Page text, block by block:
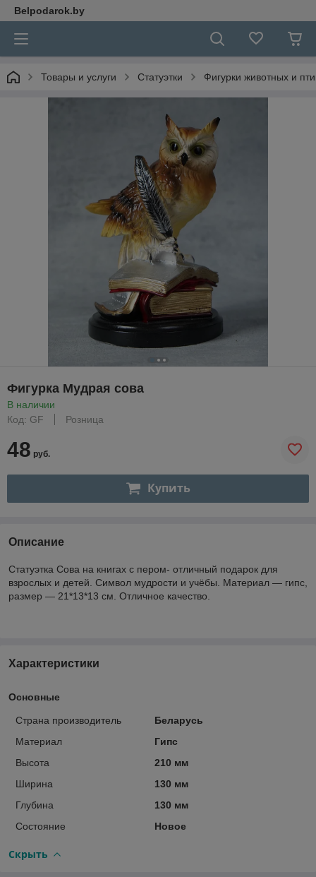
Belpodarok.by
Товары и услуги Статуэтки Фигурки животных и
Фигурка Мудрая сова
В наличии
Код: GF
Розница
48 руб.
Купить
Описание
Статуэтка Сова на книгах с пером- отличный подарок для
взрослых и детей. Символ мудрости и учёбы. Материал — гипс,
размер — 21*13*13 см. Отличное качество.
Характеристики
Основные
Страна производитель
Беларусь
Материал
Гипс
Высота
210 мм
Ширина
130 мм
Глубина
130 мм
Состояние
Новое
Скрыть